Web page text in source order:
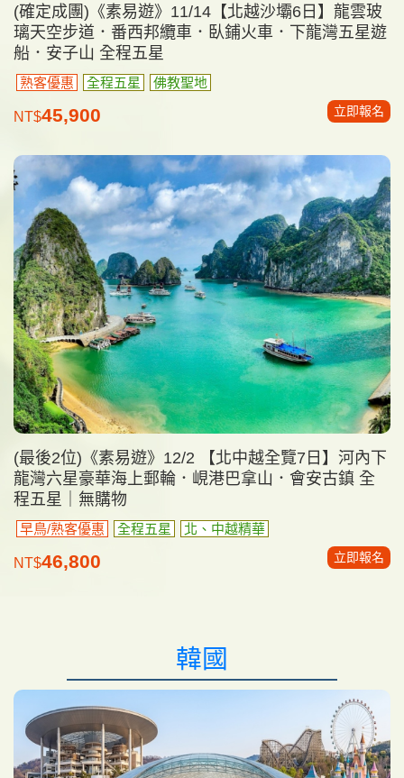
(確定成團)《素易遊》11/14【北越沙壩6日】龍雲玻
璃天空步道．番西邦纜車．臥鋪火車．下龍灣五星遊
船．安子山 全程五星
熟客優惠 全程五星 佛教聖地
NT$45,900 立即報名
(最後2位)《素易遊》12/2 【北中越全覽7日】河內下
龍灣六星豪華海上郵輪．峴港巴拿山．會安古鎮 全
程五星｜無購物
早鳥/熟客優惠 全程五星 北、中越精華
NT$46,800 立即報名
韓國